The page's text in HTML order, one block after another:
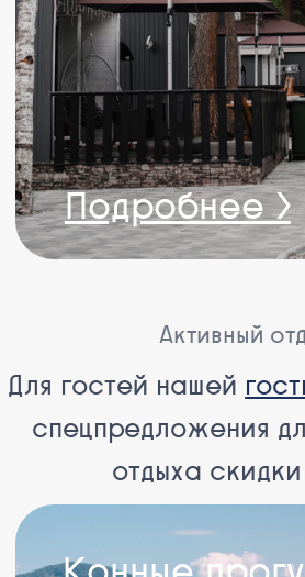
Мы готовы обсудить дополнительные детали
Получите консультацию
обслуживанию